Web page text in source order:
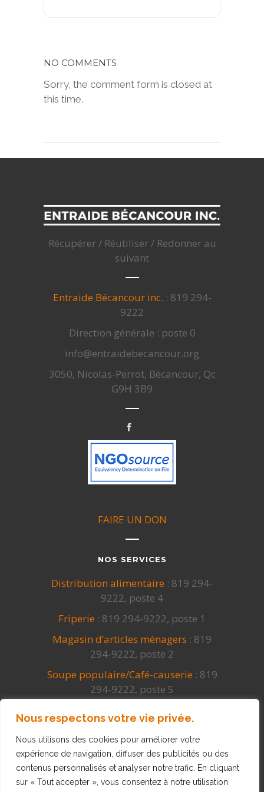
Nous respectons votre vie privée.
Nous utilisons des cookies pour améliorer votre
expérience de navigation, diffuser des publicités ou des
contenus personnalisés et analyser notre trafic. En cliquant
sur « Tout accepter », vous consentez à notre utilisation
NO COMMENTS
Sorry, the comment form is closed at
this time.
Récupérer / Réutiliser / Redonner au
suivant
Entraide Bécancour inc. : 819 294-
9222
Direction générale : poste 0
info@entraidebecancour.org
3050, Nicolas-Perrot, Bécancour, Qc
G9H 3B9
FAIRE UN DON
NOS SERVICES
Distribution alimentaire : 819 294-
9222, poste 4
Friperie : 819 294-9222, poste 1
Magasin d’articles ménagers : 819
294-9222, poste 2
Soupe populaire/Café-causerie : 819
294-9222, poste 5
poste 4
© Entraide Bécancour Inc. 2026.
Conception graphique MYMOZA